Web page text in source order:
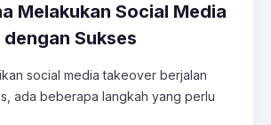
Melakukan Social Media
Sukses
social media takeover berjalan
ada beberapa langkah yang perlu